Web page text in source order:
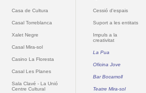
Casa de Cultura
Casal Torreblanca
Xalet Negre
Casal Mira-sol
Casino La Floresta
Casal Les Planes
Sala Clavé - La Unió
Centre Cultural
Cessió d'espais
Suport a les entitats
Impuls a la
creativitat
La Pua
Oficina Jove
Bar Bocamoll
Teatre Mira-sol